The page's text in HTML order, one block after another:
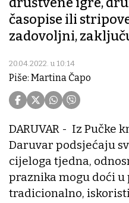
časopise ili
zadovoljni,
20.04.2022. u 10:14
Piše: Martina Čapo
DARUVAR - Iz Pučke
Daruvar podsjećaju
cijeloga tjedna,
praznika mogu doći
tradicionalno,